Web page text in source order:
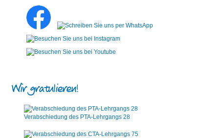
Wir gratulieren!
Verabschiedung des PTA-Lehrgangs 28